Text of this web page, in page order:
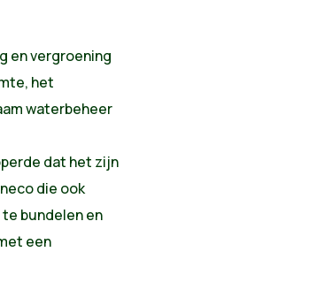
en vergroening
het
waterbeheer
dat het zijn
die ook
bundelen en
een